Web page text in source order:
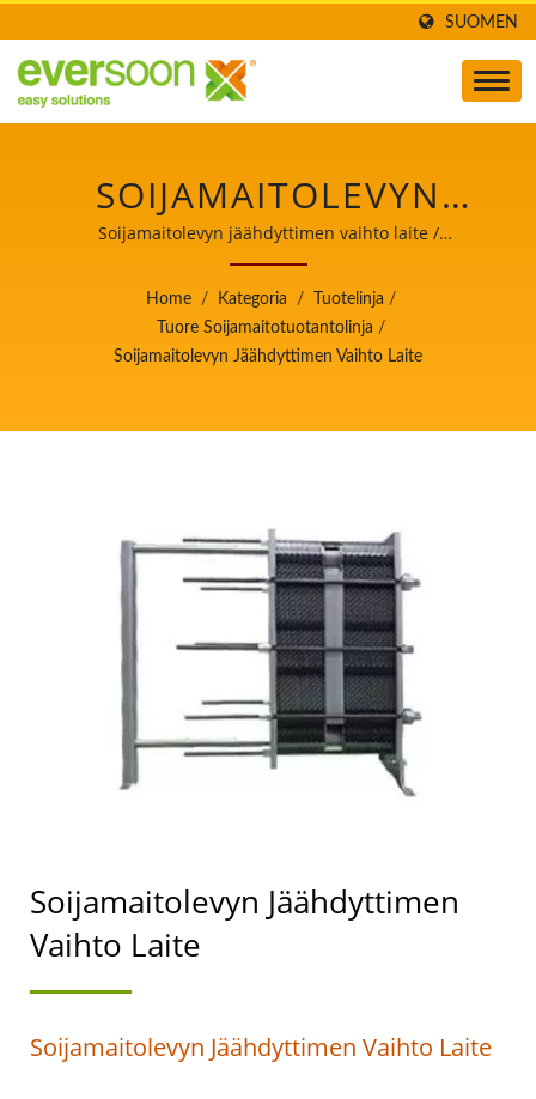
SUOMEN
SOIJAMAITOLEVYN
VIILENNYSLAITTEISTO
ON YKSI KONEISTA
TUOREIDEN
/ AUTOMAATTISEN
VALMISTAVAN KONEEN
JOHTAJA, JONKA
ENSISIJAINEN TAVOITE
ON
Soijamaitolevyn jäähdyttimen vaihto laite /
Automaattisen tofua ja soijamaitoa valmistavan koneen
johtaja, jonka ensisijainen tavoite on
elintarviketurvallisuus.
Home / Kategoria / Tuotelinja /
Tuore Soijamaitotuotantolinja /
Soijamaitolevyn Jäähdyttimen Vaihto Laite
Soijamaitolevyn Jäähdyttimen
Vaihto Laite
Soijamaitolevyn Jäähdyttimen Vaihto Laite